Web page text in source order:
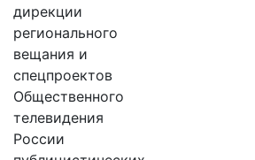
дирекции
регионального
вещания и
спецпроектов
Общественного
телевидения
России